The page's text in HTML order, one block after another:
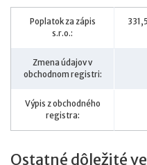
Poplatok za zápis
s.r.o.:
Zmena údajov v
obchodnom registri:
Výpis z obchodného
registra:
Ostatné dôležité